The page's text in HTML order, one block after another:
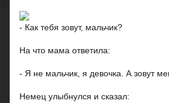
- Как тебя зовут, мальчик?
На что мама ответила:
- Я не мальчик, я девочка. А зовут
Немец улыбнулся и сказал: